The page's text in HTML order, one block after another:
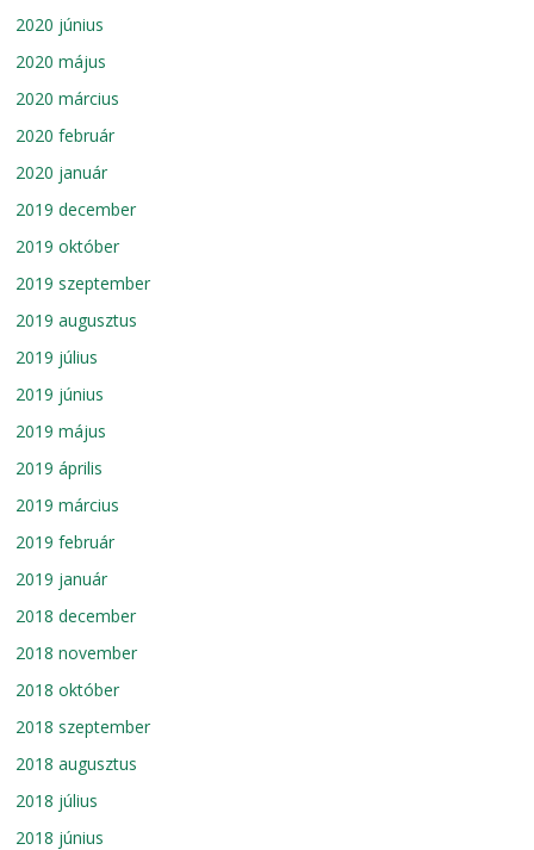
2020 június
2020 május
2020 március
2020 február
2020 január
2019 december
2019 október
2019 szeptember
2019 augusztus
2019 július
2019 június
2019 május
2019 április
2019 március
2019 február
2019 január
2018 december
2018 november
2018 október
2018 szeptember
2018 augusztus
2018 július
2018 június